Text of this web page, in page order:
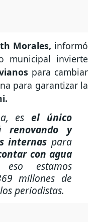
Morales, informó
municipal invierte
para cambiar
para garantizar la
es el único
renovando y
internas para
con agua
estamos
millones de
periodistas.